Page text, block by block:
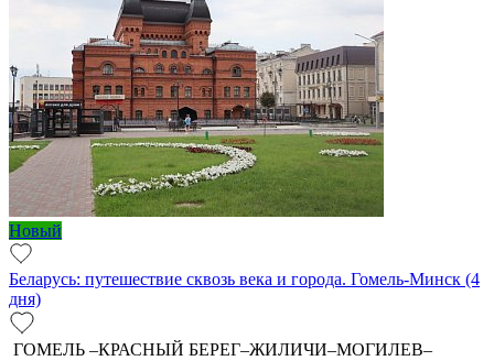
Новый
Беларусь: путешествие сквозь века и города. Гомель-Минск (4
дня)
ГОМЕЛЬ –КРАСНЫЙ БЕРЕГ–ЖИЛИЧИ–МОГИЛЕВ–